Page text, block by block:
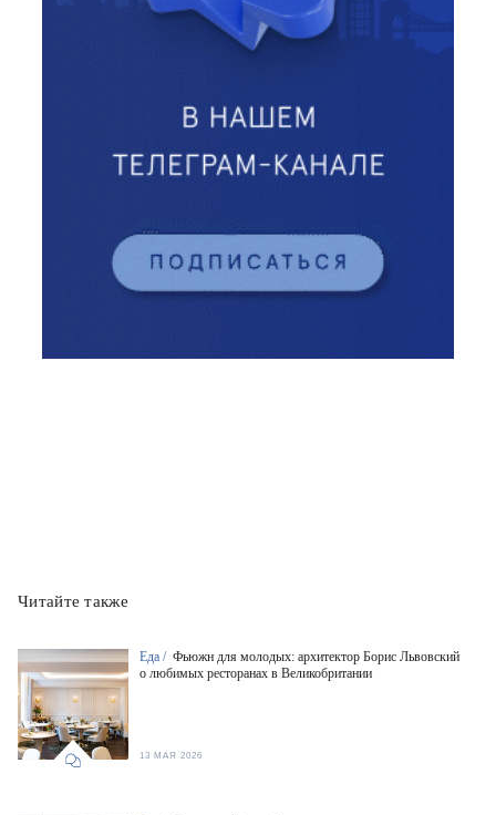
Читайте также
Еда / Фьюжн для молодых: архитектор Борис Львовский
о любимых ресторанах в Великобритании
13 МАЯ 2026